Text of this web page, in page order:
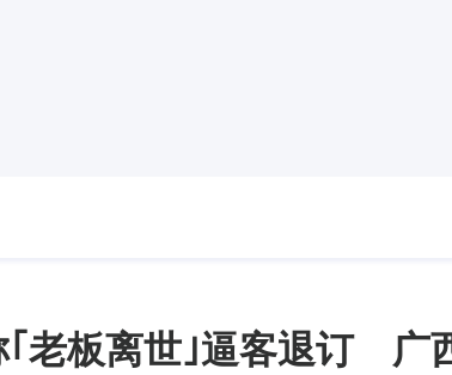
｢老板离世｣逼客退订 广